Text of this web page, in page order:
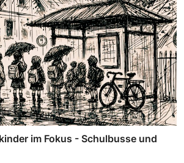
im Fokus - Schulbusse und